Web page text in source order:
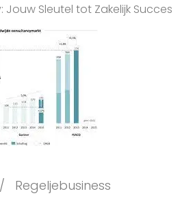
Sleutel tot Zakelijk Succes
/ Regeljebusiness